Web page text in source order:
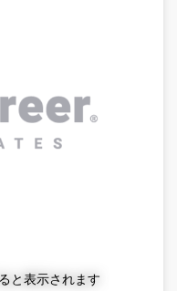
と表示されます